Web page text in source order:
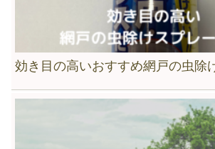
効き目の高いおすすめ網戸の虫除